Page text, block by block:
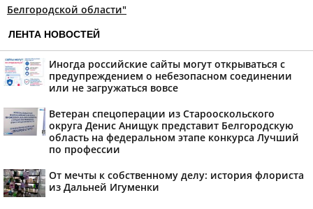
Белгородской области"
ЛЕНТА НОВОСТЕЙ
Иногда российские сайты могут открываться с
предупреждением о небезопасном соединении
или не загружаться вовсе
Ветеран спецоперации из Старооскольского
округа Денис Анищук представит Белгородскую
область на федеральном этапе конкурса Лучший
по профессии
От мечты к собственному делу: история флориста
из Дальней Игуменки